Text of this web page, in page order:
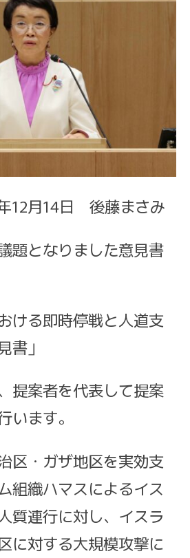
12月14日 後藤まさみ
題となりました意見書
ける即時停戦と人道支
書」
提案者を代表して提案
います。
区・ガザ地区を実効支
組織ハマスによるイス
質連行に対し、イスラ
に対する大規模攻撃に